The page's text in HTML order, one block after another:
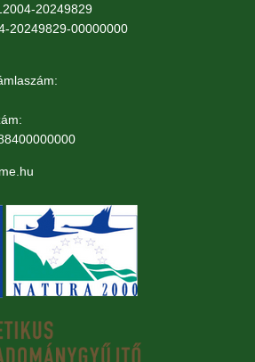
20249829
20249829-00000000